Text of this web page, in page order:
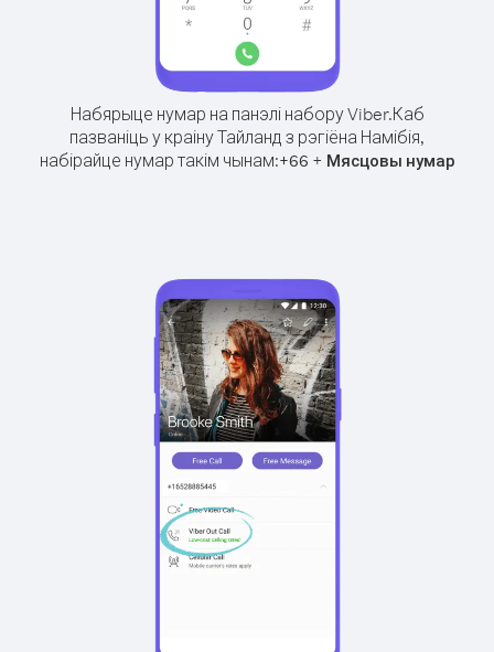
Набярыце нумар на панэлі набору Viber.Каб
пазваніць у краіну Тайланд з рэгіёна Намібія,
набірайце нумар такім чынам:+66 + Мясцовы нумар